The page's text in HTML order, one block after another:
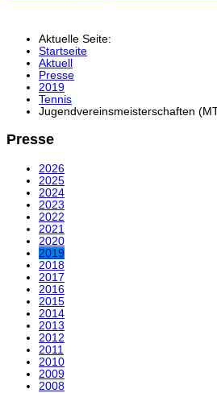
Aktuelle Seite:
Startseite
Aktuell
Presse
2019
Tennis
Jugendvereinsmeisterschaften
Presse
2026
2025
2024
2023
2022
2021
2020
2019
2018
2017
2016
2015
2014
2013
2012
2011
2010
2009
2008